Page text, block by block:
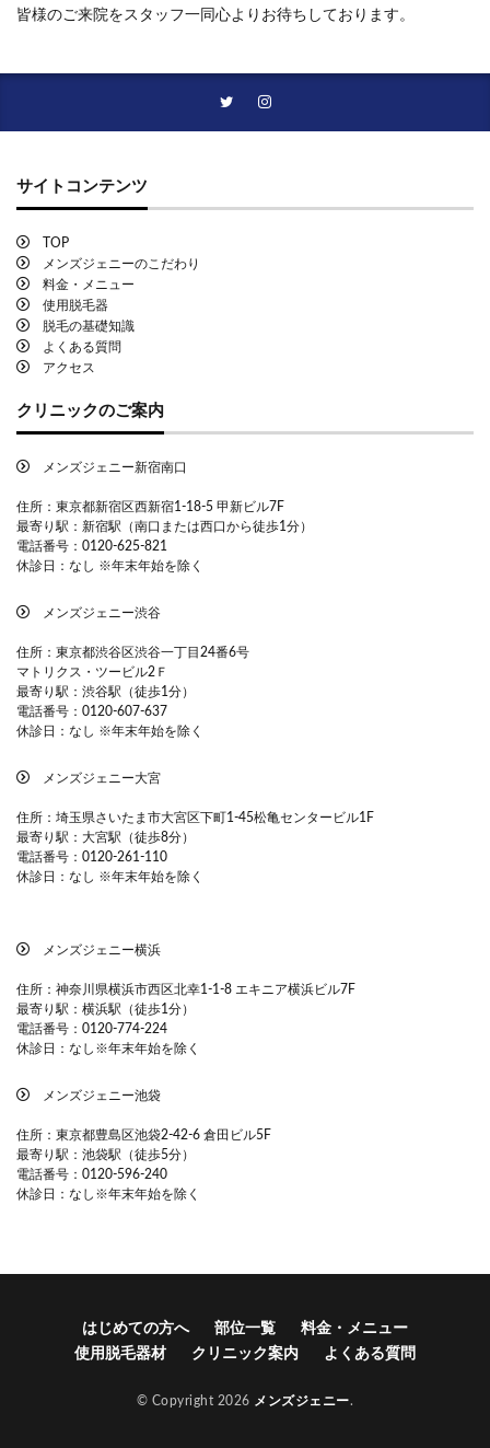
皆様のご来院をスタッフ一同心よりお待ちしております。
サイトコンテンツ
TOP
メンズジェニーのこだわり
料金・メニュー
使用脱毛器
脱毛の基礎知識
よくある質問
アクセス
クリニックのご案内
メンズジェニー新宿南口
住所：東京都新宿区西新宿1-18-5 甲新ビル7F
最寄り駅：新宿駅（南口または西口から徒歩1分）
電話番号： 0120-625-821
休診日：なし ※年末年始を除く
メンズジェニー渋谷
住所：東京都渋谷区渋谷一丁目24番6号
マトリクス・ツービル2Ｆ
最寄り駅：渋谷駅（徒歩1分）
電話番号： 0120-607-637
休診日：なし ※年末年始を除く
メンズジェニー大宮
住所：埼玉県さいたま市大宮区下町1-45松亀センタービル1F
最寄り駅：大宮駅（徒歩8分）
電話番号： 0120-261-110
休診日：なし ※年末年始を除く
メンズジェニー横浜
住所：神奈川県横浜市西区北幸1-1-8 エキニア横浜ビル7F
最寄り駅：横浜駅（徒歩1分）
電話番号：0120-774-224
休診日：なし※年末年始を除く
メンズジェニー池袋
住所：東京都豊島区池袋2-42-6 倉田ビル5F
最寄り駅：池袋駅（徒歩5分）
電話番号：0120-596-240
休診日：なし※年末年始を除く
はじめての方へ 部位一覧
料金・メニュー
使用脱毛器材
クリニック案内 よくある質問
© Copyright 2026 メンズジェニー.